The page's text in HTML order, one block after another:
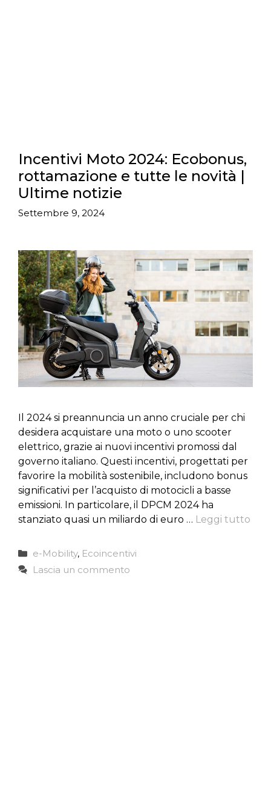
Incentivi Moto 2024: Ecobonus,
rottamazione e tutte le novità |
Ultime notizie
Settembre 9, 2024
Il 2024 si preannuncia un anno cruciale per chi
desidera acquistare una moto o uno scooter
elettrico, grazie ai nuovi incentivi promossi dal
governo italiano. Questi incentivi, progettati per
favorire la mobilità sostenibile, includono bonus
significativi per l’acquisto di motocicli a basse
emissioni. In particolare, il DPCM 2024 ha
stanziato quasi un miliardo di euro … Leggi tutto
Categorie
e-Mobility, Ecoincentivi
Lascia un commento